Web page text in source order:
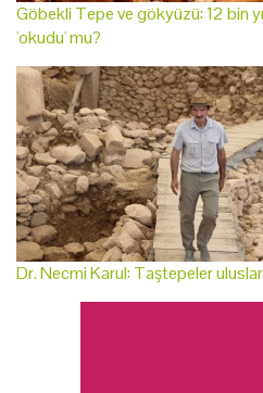
Göbekli Tepe ve gökyüzü: 12 bin
'okudu' mu?
Dr. Necmi Karul: Taştepeler